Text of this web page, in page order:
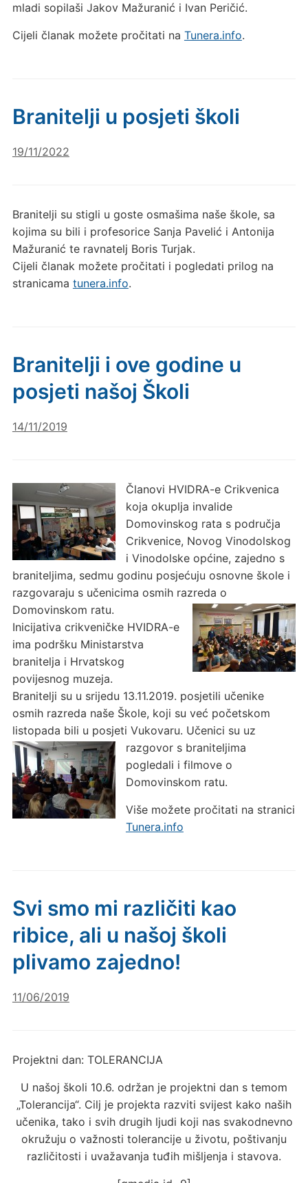
mladi sopilaši Jakov Mažuranić i Ivan Peričić.
Cijeli članak možete pročitati na Tunera.info.
Branitelji u posjeti školi
19/11/2022
Branitelji su stigli u goste osmašima naše škole, sa
kojima su bili i profesorice Sanja Pavelić i Antonija
Mažuranić te ravnatelj Boris Turjak.
Cijeli članak možete pročitati i pogledati prilog na
stranicama tunera.info.
Branitelji i ove godine u
posjeti našoj Školi
14/11/2019
Članovi HVIDRA-e Crikvenica
koja okuplja invalide
Domovinskog rata s područja
Crikvenice, Novog Vinodolskog
i Vinodolske općine, zajedno s
braniteljima, sedmu godinu posjećuju osnovne škole i
razgovaraju s učenicima osmih razreda o
Domovinskom ratu.
Inicijativa crikveničke HVIDRA-e
ima podršku Ministarstva
branitelja i Hrvatskog
povijesnog muzeja.
Branitelji su u srijedu 13.11.2019. posjetili učenike
osmih razreda naše Škole, koji su već početskom
listopada bili u posjeti Vukovaru. Učenici su uz
razgovor s braniteljima
pogledali i filmove o
Domovinskom ratu.
Više možete pročitati na stranici
Tunera.info
Svi smo mi različiti kao
ribice, ali u našoj školi
plivamo zajedno!
11/06/2019
Projektni dan: TOLERANCIJA
U našoj školi 10.6. održan je projektni dan s temom
„Tolerancija“. Cilj je projekta razviti svijest kako naših
učenika, tako i svih drugih ljudi koji nas svakodnevno
okružuju o važnosti tolerancije u životu, poštivanju
različitosti i uvažavanja tuđih mišljenja i stavova.